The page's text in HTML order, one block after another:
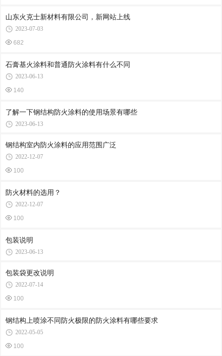
山东火克士新材料有限公司，新网站上线
2023-07-03
682
石膏基火涂料和普通防火涂料有什么不同
2023-06-13
140
了解一下钢结构防火涂料的使用场景有哪些
2023-06-13
钢结构室内防火涂料的应用范围广泛
2022-12-07
100
防火材料的选用？
2022-12-07
100
包装说明
2023-06-13
包装袋更改说明
2022-07-14
100
钢结构上喷涂不同防火极限的防火涂料有哪些要求
2022-05-05
100